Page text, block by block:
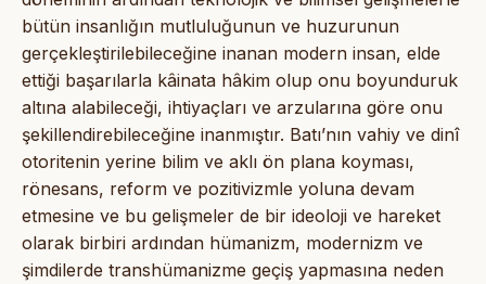
bütün insanlığın mutluluğunun ve huzurunun
gerçekleştirilebileceğine inanan modern insan, elde
ettiği başarılarla kâinata hâkim olup onu boyunduruk
altına alabileceği, ihtiyaçları ve arzularına göre onu
şekillendirebileceğine inanmıştır. Batı’nın vahiy ve dinî
otoritenin yerine bilim ve aklı ön plana koyması,
rönesans, reform ve pozitivizmle yoluna devam
etmesine ve bu gelişmeler de bir ideoloji ve hareket
olarak birbiri ardından hümanizm, modernizm ve
şimdilerde transhümanizme geçiş yapmasına neden